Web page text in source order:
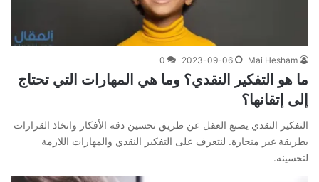
Mai Hesham
2023-09-06
0
ما هو التفكير النقدي؟ وما هي المهارات التي تحتاج
إلى إتقانها؟
التفكير النقدي يصنع العقل عن طريق تحسين دقة الأفكار واتخاذ القرارات
بطريقة غير منحازة. لنتعرف على التفكير النقدي والمهارات اللازمة
لتحسينه.